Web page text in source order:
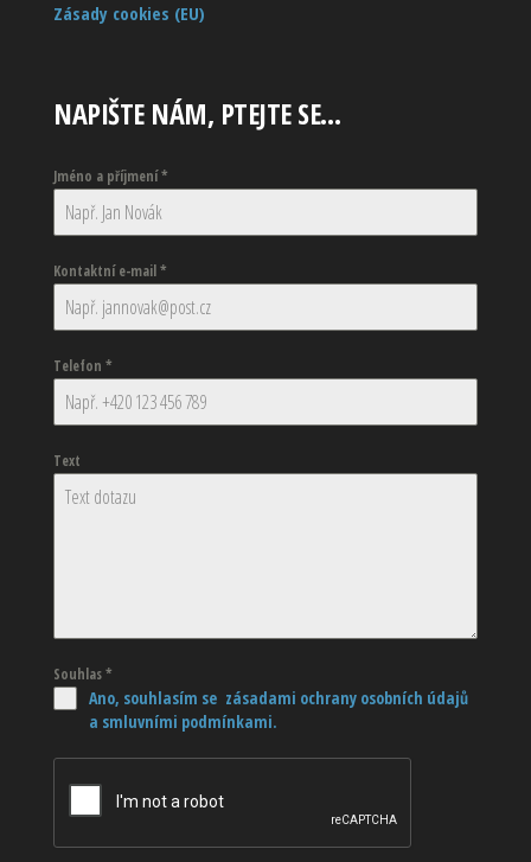
Zásady cookies (EU)
NAPIŠTE NÁM, PTEJTE SE…
Jméno a příjmení*
Kontaktní e-mail*
Telefon *
Text
Souhlas*
Ano, souhlasím se zásadami ochrany osobních údajů
a smluvními podmínkami.